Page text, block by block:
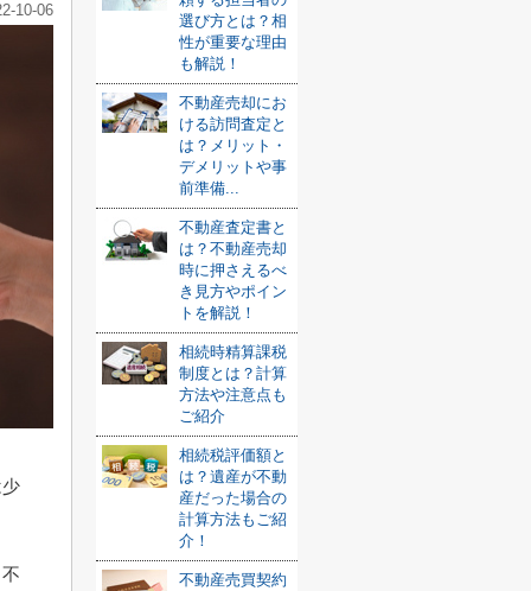
10-06
選び方とは？相
性が重要な理由
も解説！
不動産売却にお
ける訪問査定と
は？メリット・
デメリットや事
前準備...
不動産査定書と
は？不動産売却
時に押さえるべ
き見方やポイン
トを解説！
相続時精算課税
制度とは？計算
方法や注意点も
ご紹介
相続税評価額と
は？遺産が不動
産だった場合の
計算方法もご紹
介！
不動産売買契約